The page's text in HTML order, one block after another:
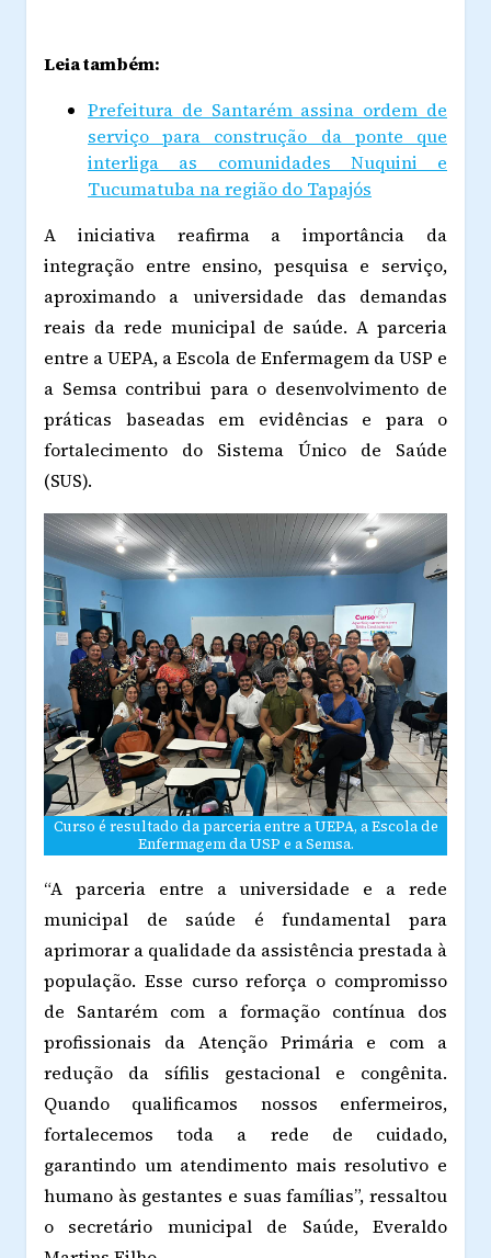
Leia também:
Prefeitura de Santarém assina ordem de
serviço para construção da ponte que
interliga as comunidades Nuquini e
Tucumatuba na região do Tapajós
A iniciativa reafirma a importância da
integração entre ensino, pesquisa e serviço,
aproximando a universidade das demandas
reais da rede municipal de saúde. A parceria
entre a UEPA, a Escola de Enfermagem da USP e
a Semsa contribui para o desenvolvimento de
práticas baseadas em evidências e para o
fortalecimento do Sistema Único de Saúde
(SUS).
Curso é resultado da parceria entre a UEPA, a Escola de
Enfermagem da USP e a Semsa.
“A parceria entre a universidade e a rede
municipal de saúde é fundamental para
aprimorar a qualidade da assistência prestada à
população. Esse curso reforça o compromisso
de Santarém com a formação contínua dos
profissionais da Atenção Primária e com a
redução da sífilis gestacional e congênita.
Quando qualificamos nossos enfermeiros,
fortalecemos toda a rede de cuidado,
garantindo um atendimento mais resolutivo e
humano às gestantes e suas famílias”, ressaltou
o secretário municipal de Saúde, Everaldo